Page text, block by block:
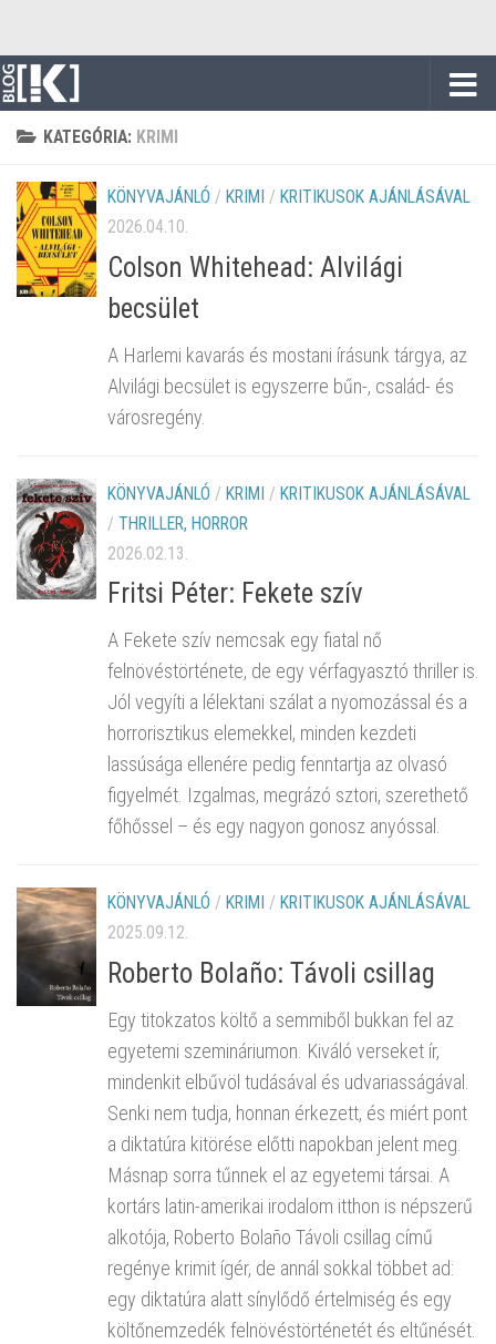
KATEGÓRIA: KRIMI
KÖNYVAJÁNLÓ / KRIMI / KRITIKUSOK AJÁNLÁSÁVAL
2026.04.10.
Colson Whitehead: Alvilági
becsület
A Harlemi kavarás és mostani írásunk tárgya, az
Alvilági becsület is egyszerre bűn-, család- és
városregény.
KÖNYVAJÁNLÓ / KRIMI / KRITIKUSOK AJÁNLÁSÁVAL
/ THRILLER, HORROR
2026.02.13.
Fritsi Péter: Fekete szív
A Fekete szív nemcsak egy fiatal nő
felnövéstörténete, de egy vérfagyasztó thriller is.
Jól vegyíti a lélektani szálat a nyomozással és a
horrorisztikus elemekkel, minden kezdeti
lassúsága ellenére pedig fenntartja az olvasó
figyelmét. Izgalmas, megrázó sztori, szerethető
főhőssel – és egy nagyon gonosz anyóssal.
KÖNYVAJÁNLÓ / KRIMI / KRITIKUSOK AJÁNLÁSÁVAL
2025.09.12.
Roberto Bolaño: Távoli csillag
Egy titokzatos költő a semmiből bukkan fel az
egyetemi szemináriumon. Kiváló verseket ír,
mindenkit elbűvöl tudásával és udvariasságával.
Senki nem tudja, honnan érkezett, és miért pont
a diktatúra kitörése előtti napokban jelent meg.
Másnap sorra tűnnek el az egyetemi társai. A
kortárs latin-amerikai irodalom itthon is népszerű
alkotója, Roberto Bolaño Távoli csillag című
regénye krimit ígér, de annál sokkal többet ad:
egy diktatúra alatt sínylődő értelmiség és egy
költőnemzedék felnövéstörténetét és eltűnését.